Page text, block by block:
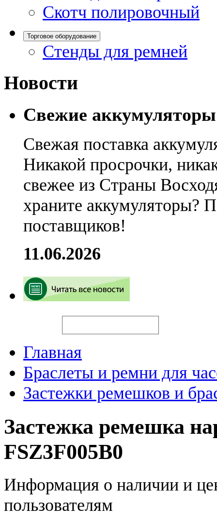
Скотч полировочный
Торговое оборудование
Стенды для ремней
Новости
Свежие
Свежая поставка
Никакой просрочки,
свежее из Страны
храните аккумуляторы?
поставщиков!
11.06.2026
Главная
Браслеты и ремни для
Застежки ремешков и
Застежка ремешка
FSZ3F005B0
Информация о наличии и
пользователям